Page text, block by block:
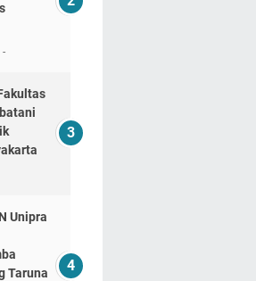
Unipra
Taruna